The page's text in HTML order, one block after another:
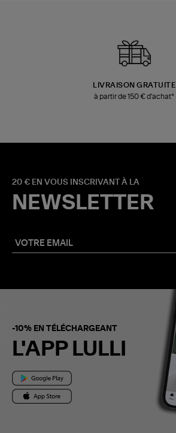
LIVRAISON GRATUITE
à partir de 150 € d'achat*
20 € EN VOUS INSCRIVANT À LA
NEWSLETTER
-10% EN TÉLÉCHARGEANT
L'APP LULLI